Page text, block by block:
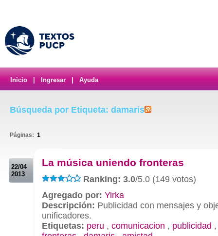
Inicio Ingresar Ayuda
Búsqueda por Etiqueta: damaris
Páginas: 1
22/04
2013
La música uniendo fronteras
Ranking: 3.0/5.0 (149 votos)
Agregado por: Yirka
Descripción: Publicidad con mensajes y
unificadores.
Etiquetas: peru , comunicacion , publicidad